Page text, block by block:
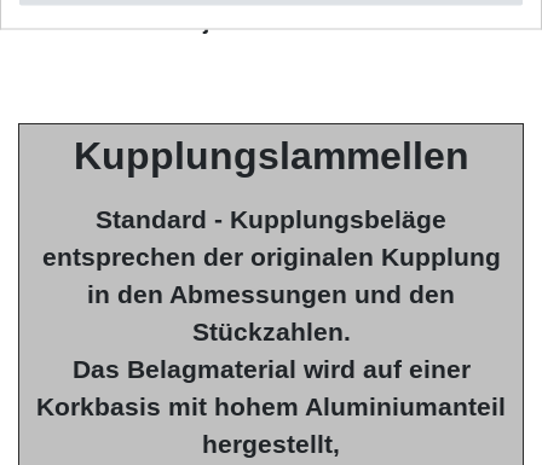
Kupplungslammellen
Standard - Kupplungsbeläge
entsprechen der originalen Kupplung
in den Abmessungen und den
Stückzahlen.
Das Belagmaterial wird auf einer
Korkbasis mit hohem Aluminiumanteil
hergestellt,